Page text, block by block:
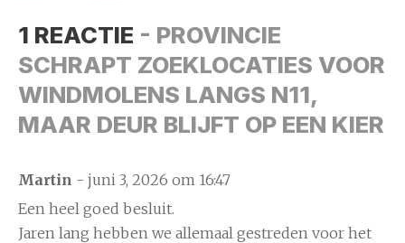
1 REACTIE - PROVINCIE
SCHRAPT ZOEKLOCATIES VOOR
WINDMOLENS LANGS N11,
MAAR DEUR BLIJFT OP EEN KIER
Martin - juni 3, 2026 om 16:47
Een heel goed besluit.
Jaren lang hebben we allemaal gestreden voor het